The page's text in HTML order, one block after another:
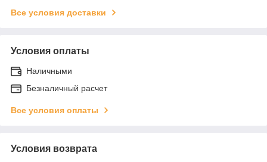
Все условия доставки
Условия оплаты
Наличными
Безналичный расчет
Все условия оплаты
Условия возврата